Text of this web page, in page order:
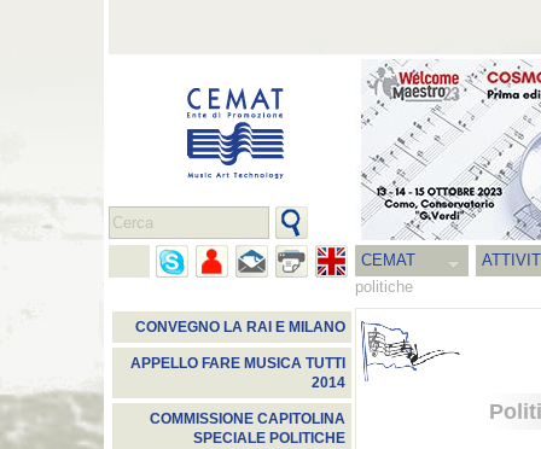
CEMAT
politiche
CONVEGNO LA RAI E MILANO
APPELLO FARE MUSICA TUTTI
2014
COMMISSIONE CAPITOLINA
SPECIALE POLITICHE